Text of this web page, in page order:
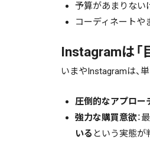
予算があまりない
コーディネートや
Instagramは「
いまやInstagramは、
圧倒的なアプロー
強力な購買意欲：
いる という実態が